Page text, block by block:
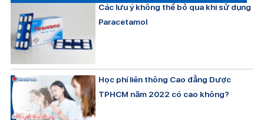
Các lưu ý không thể bỏ qua khi sử dụng
Paracetamol
Học phí liên thông Cao đẳng Dược
TPHCM năm 2022 có cao không?